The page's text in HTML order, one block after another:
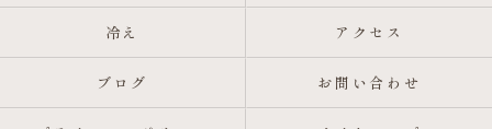
冷え アクセス
ブログ お問い合わせ